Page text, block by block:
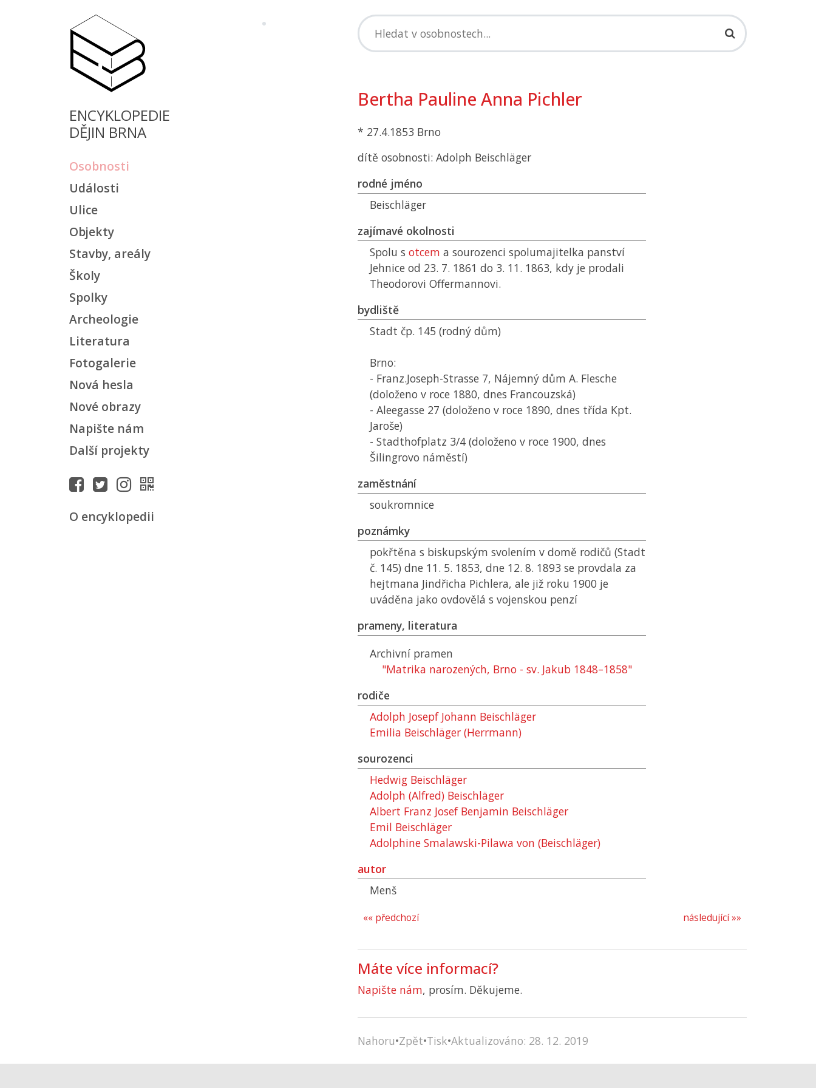
ENCYKLOPEDIE
DĚJIN BRNA
Osobnosti
Události
Ulice
Objekty
Stavby, areály
Školy
Spolky
Archeologie
Literatura
Fotogalerie
Nová hesla
Nové obrazy
Napište nám
Další projekty
O encyklopedii
Bertha Pauline Anna Pichler
* 27.4.1853 Brno
dítě osobnosti: Adolph Beischläger
rodné jméno
Beischläger
zajímavé okolnosti
Spolu s otcem a sourozenci spolumajitelka panství
Jehnice od 23. 7. 1861 do 3. 11. 1863, kdy je prodali
Theodorovi Offermannovi.
bydliště
Stadt čp. 145 (rodný dům)
Brno:
- Franz.Joseph-Strasse 7, Nájemný dům A. Flesche
(doloženo v roce 1880, dnes Francouzská)
- Aleegasse 27 (doloženo v roce 1890, dnes třída Kpt.
Jaroše)
- Stadthofplatz 3/4 (doloženo v roce 1900, dnes
Šilingrovo náměstí)
zaměstnání
soukromnice
poznámky
pokřtěna s biskupským svolením v domě rodičů (Stadt
č. 145) dne 11. 5. 1853, dne 12. 8. 1893 se provdala za
hejtmana Jindřicha Pichlera, ale již roku 1900 je
uváděna jako ovdovělá s vojenskou penzí
prameny, literatura
Archivní pramen
"Matrika narozených, Brno - sv. Jakub 1848–1858"
rodiče
Adolph Josepf Johann Beischläger
Emilia Beischläger (Herrmann)
sourozenci
Hedwig Beischläger
Adolph (Alfred) Beischläger
Albert Franz Josef Benjamin Beischläger
Emil Beischläger
Adolphine Smalawski-Pilawa von (Beischläger)
autor
Menš
následující »»
«« předchozí
Máte více informací?
Napište nám, prosím. Děkujeme.
Nahoru•Zpět•Tisk•Aktualizováno: 28. 12. 2019